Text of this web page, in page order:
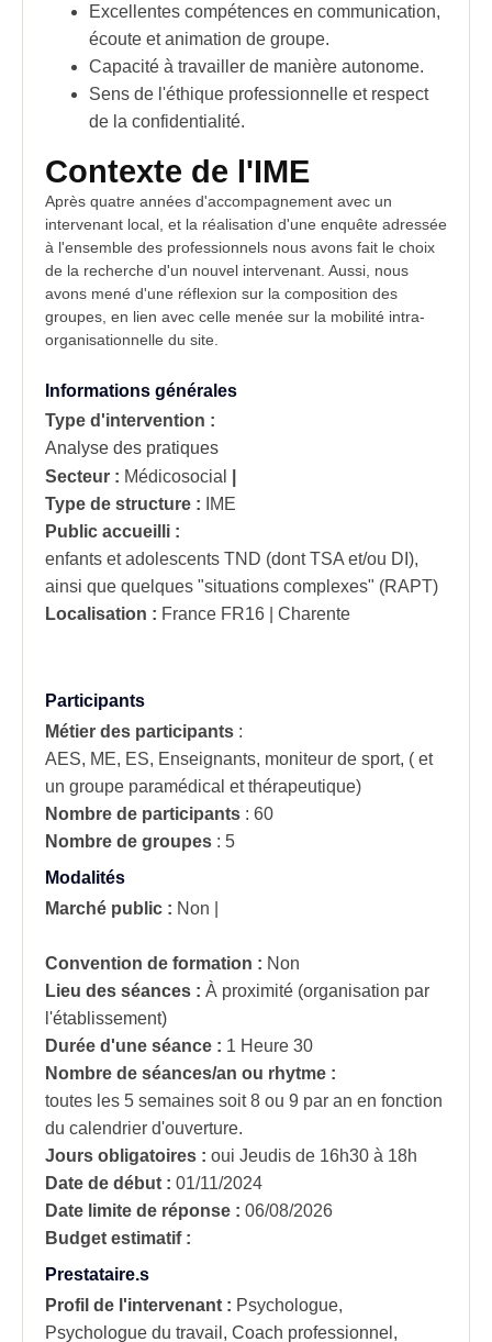
Excellentes compétences en communication,
écoute et animation de groupe.
Capacité à travailler de manière autonome.
Sens de l'éthique professionnelle et respect
de la confidentialité.
Contexte de l'IME
Après quatre années d'accompagnement avec un
intervenant local, et la réalisation d'une enquête adressée
à l'ensemble des professionnels nous avons fait le choix
de la recherche d'un nouvel intervenant. Aussi, nous
avons mené d'une réflexion sur la composition des
groupes, en lien avec celle menée sur la mobilité intra-
organisationnelle du site.
Informations générales
Type d'intervention :
Analyse des pratiques
Secteur : Médicosocial
Type de structure :
IME
Public accueilli :
enfants et adolescents TND (dont TSA et/ou DI),
ainsi que quelques "situations complexes" (RAPT)
Localisation : France FR16 | Charente
Participants
Métier des participants :
AES, ME, ES, Enseignants, moniteur de sport, ( et
un groupe paramédical et thérapeutique)
Nombre de participants : 60
Nombre de groupes : 5
Modalités
Marché public : Non
Convention de formation : Non
Lieu des séances : À proximité (organisation par
l'établissement)
Durée d'une séance : 1 Heure 30
Nombre de séances/an ou rhytme :
toutes les 5 semaines soit 8 ou 9 par an en fonction
du calendrier d'ouverture.
Jours obligatoires : oui Jeudis de 16h30 à 18h
Date de début : 01/11/2024
Date limite de réponse : 06/08/2026
Budget estimatif :
Prestataire.s
Profil de l'intervenant : Psychologue,
Psychologue du travail, Coach professionnel,